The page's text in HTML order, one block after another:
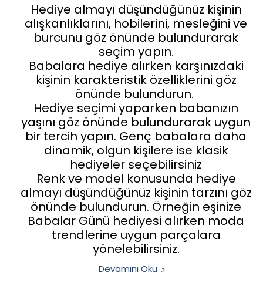
Hediye almayı düşündüğünüz kişinin
alışkanlıklarını, hobilerini, mesleğini ve
burcunu göz önünde bulundurarak
seçim yapın.
Babalara hediye alırken karşınızdaki
kişinin karakteristik özelliklerini göz
önünde bulundurun.
Hediye seçimi yaparken babanızın
yaşını göz önünde bulundurarak uygun
bir tercih yapın. Genç babalara daha
dinamik, olgun kişilere ise klasik
hediyeler seçebilirsiniz
Renk ve model konusunda hediye
almayı düşündüğünüz kişinin tarzını göz
önünde bulundurun. Örneğin eşinize
Babalar Günü hediyesi alırken moda
trendlerine uygun parçalara
yönelebilirsiniz.
Devamını Oku